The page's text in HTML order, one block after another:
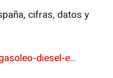
cifras, datos y
diesel-e...